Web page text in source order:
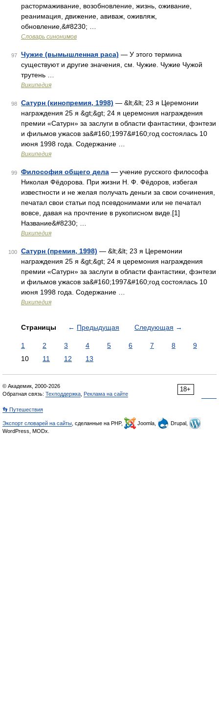
растормаживание, возобновление, жизнь, оживание,
реанимация, движение, авиваж, оживляж,
обновление,&#8230; …
Словарь синонимов
97 Чужие (вымышленная раса) — У этого термина
существуют и другие значения, см. Чужие. Чужие Чужой
трутень …
Википедия
98 Сатурн (кинопремия, 1998) — &lt;&lt; 23 я Церемонии
награждения 25 я &gt;&gt; 24 я церемония награждения
премии «Сатурн» за заслуги в области фантастики, фэнтези
и фильмов ужасов за&#160;1997&#160;год состоялась 10
июня 1998 года. Содержание …
Википедия
99 Философия общего дела — учение русского философа
Николая Фёдорова. При жизни Н. Ф. Фёдоров, избегая
известности и не желая получать деньги за свои сочинения,
печатал свои статьи под псевдонимами или не печатал
вовсе, давая на прочтение в рукописном виде.[1]
Название&#8230; …
Википедия
100 Сатурн (премия, 1998) — &lt;&lt; 23 я Церемонии
награждения 25 я &gt;&gt; 24 я церемония награждения
премии «Сатурн» за заслуги в области фантастики, фэнтези
и фильмов ужасов за&#160;1997&#160;год состоялась 10
июня 1998 года. Содержание …
Википедия
Страницы ← Предыдущая Следующая →
1 2 3 4 5 6 7 8
9
10
11 12 13
18+
© Академик, 2000-2026
Обратная связь: Техподдержка Реклама на сайте
👣 Путешествия
Экспорт словарей на сайты , сделанные на PHP, Joomla,
Drupal,
WordPress, MODx.